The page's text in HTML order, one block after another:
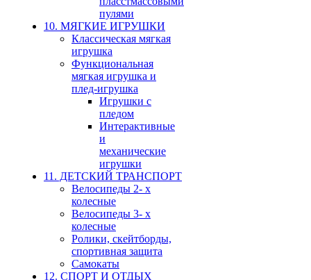
пулями
10. МЯГКИЕ ИГРУШКИ
Классическая мягкая
игрушка
Функциональная
мягкая игрушка и
плед-игрушка
Игрушки с
пледом
Интерактивные
и
механические
игрушки
11. ДЕТСКИЙ ТРАНСПОРТ
Велосипеды 2- х
колесные
Велосипеды 3- х
колесные
Ролики, скейтборды,
спортивная защита
Самокаты
12. СПОРТ И ОТДЫХ